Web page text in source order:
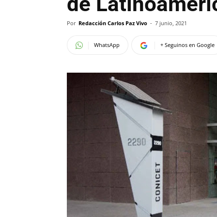
Por Redacción Carlos Paz Vivo - 7 junio, 2021
WhatsApp + Seguinos en Google